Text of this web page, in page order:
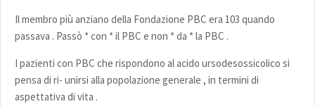
Il membro più anziano della Fondazione PBC era 103 quando
passava . Passò * con * il PBC e non * da * la PBC .
I pazienti con PBC che rispondono al acido ursodesossicolico si
pensa di ri- unirsi alla popolazione generale , in termini di
aspettativa di vita .